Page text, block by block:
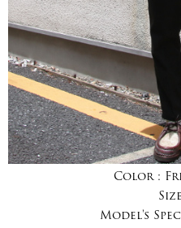
Color :
Model's